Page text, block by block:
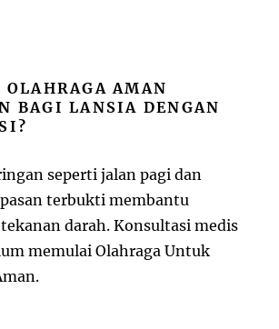
AMAN
BAGI LANSIA DENGAN
seperti jalan pagi dan
terbukti membantu
darah. Konsultasi medis
memulai Olahraga Untuk